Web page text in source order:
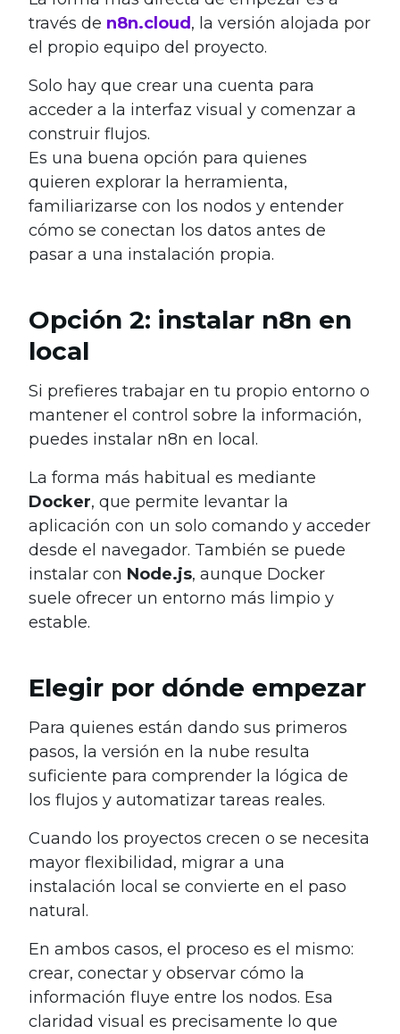
través de n8n.cloud , la versión alojada por
el propio equipo del proyecto.
Solo hay que crear una cuenta para
acceder a la interfaz visual y comenzar a
construir flujos.
Es una buena opción para quienes
quieren explorar la herramienta,
familiarizarse con los nodos y entender
cómo se conectan los datos antes de
pasar a una instalación propia.
Opción 2: instalar n8n en
local
Si prefieres trabajar en tu propio entorno o
mantener el control sobre la información,
puedes instalar n8n en local.
La forma más habitual es mediante
Docker, que permite levantar la
aplicación con un solo comando y acceder
desde el navegador. También se puede
instalar con Node.js, aunque Docker
suele ofrecer un entorno más limpio y
estable.
Elegir por dónde empezar
Para quienes están dando sus primeros
pasos, la versión en la nube resulta
suficiente para comprender la lógica de
los flujos y automatizar tareas reales.
Cuando los proyectos crecen o se necesita
mayor flexibilidad, migrar a una
instalación local se convierte en el paso
natural.
En ambos casos, el proceso es el mismo:
crear, conectar y observar cómo la
información fluye entre los nodos. Esa
claridad visual es precisamente lo que